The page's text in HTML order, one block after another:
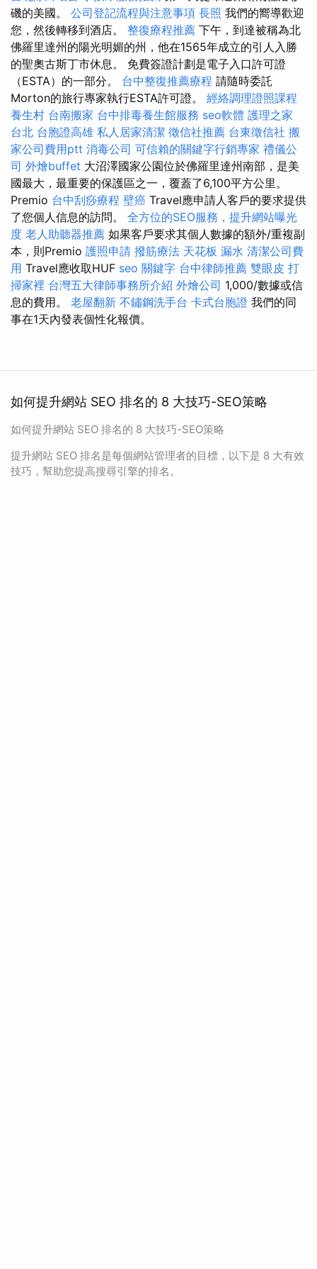
磯的美國。 公司登記流程與注意事項 長照 我們的嚮導歡迎
您，然後轉移到酒店。 整復療程推薦 下午，到達被稱為北
佛羅里達州的陽光明媚的州，他在1565年成立的引人入勝
的聖奧古斯丁市休息。 免費簽證計劃是電子入口許可證
（ESTA）的一部分。 台中整復推薦療程 請隨時委託
Morton的旅行專家執行ESTA許可證。 經絡調理證照課程
養生村 台南搬家 台中排毒養生館服務 seo軟體 護理之家
台北 台胞證高雄 私人居家清潔 徵信社推薦 台東徵信社 搬
家公司費用ptt 消毒公司 可信賴的關鍵字行銷專家 禮儀公
司 外燴buffet 大沼澤國家公園位於佛羅里達州南部，是美
國最大，最重要的保護區之一，覆蓋了6,100平方公里。
Premio 台中刮痧療程 壁癌 Travel應申請人客戶的要求提供
了您個人信息的訪問。 全方位的SEO服務，提升網站曝光
度 老人助聽器推薦 如果客戶要求其個人數據的額外/重複副
本，則Premio 護照申請 撥筋療法 天花板 漏水 清潔公司費
用 Travel應收取HUF seo 關鍵字 台中律師推薦 雙眼皮 打
掃家裡 台灣五大律師事務所介紹 外燴公司 1,000/數據或信
息的費用。 老屋翻新 不鏽鋼洗手台 卡式台胞證 我們的同
事在1天內發表個性化報價。
如何提升網站 SEO 排名的 8 大技巧-SEO策略
如何提升網站 SEO 排名的 8 大技巧-SEO策略
提升網站 SEO 排名是每個網站管理者的目標，以下是 8 大有效
技巧，幫助您提高搜尋引擎的排名。